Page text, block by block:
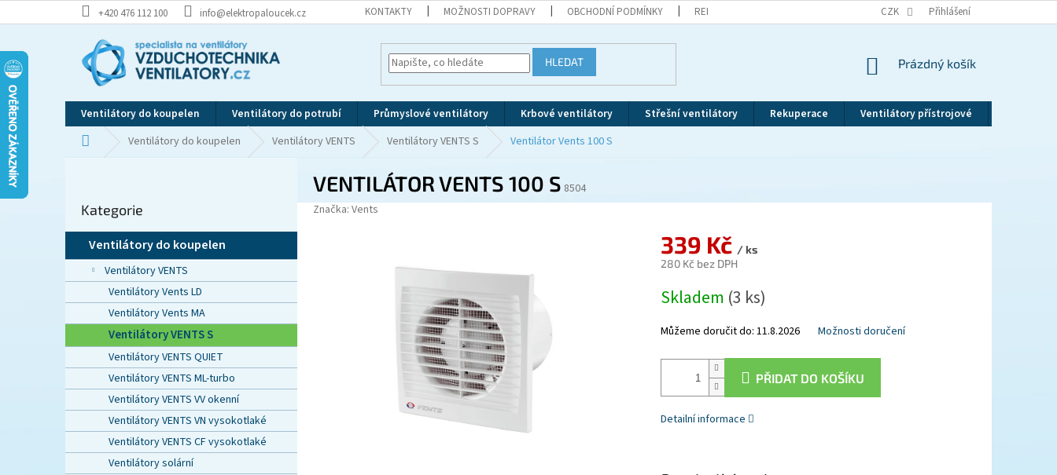
na
+420 476 112 100 info@elektropaloucek.cz KONTAKTY MOŽNOSTI DOPRAVY OBCHODNÍ PODMÍNKY REKLAMAČNÍ ŘÁD ZÁSADY OCHRANY OSOBNÍCH
CZK Přihlášení
HLEDAT
NÁKUPNÍ
Prázdný košík
Ventilátory do koupelen Ventilátory do potrubí Průmyslové ventilátory Krbové ventilátory Střešní ventilátory Rekuperace Ventilátory přístrojové
Domů Ventilátory do koupelen Ventilátory VENTS Ventilátory VENTS S Ventilátor Vents 100 S
r
n
í
p
e
l
kategorie
Kategorie
Ventilátory do koupelen
Ventilátory VENTS
Ventilátory Vents LD
Ventilátory Vents MA
Ventilátory VENTS S
Ventilátory VENTS QUIET
Ventilátory VENTS ML-turbo
Ventilátory VENTS VV okenní
Ventilátory VENTS VN vysokotlaké
Ventilátory VENTS CF vysokotlaké
Ventilátory solární
VENTILÁTOR VENTS 100 S 8504
Značka: Vents
339 Kč / ks
280 Kč bez DPH
cena:
Skladem (3 ks)
Můžeme doručit do: 11.8.2026 Možnosti doručení
PŘIDAT DO KOŠÍKU
Detailní informace